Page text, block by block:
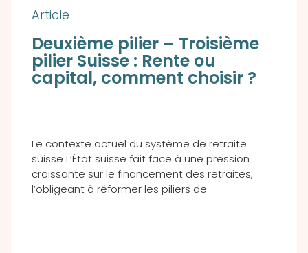
Deuxième pilier – Troisième
pilier Suisse : Rente ou
capital, comment choisir ?
Le contexte actuel du système de retraite
suisse L’État suisse fait face à une pression
croissante sur le financement des retraites,
l’obligeant à réformer les piliers de